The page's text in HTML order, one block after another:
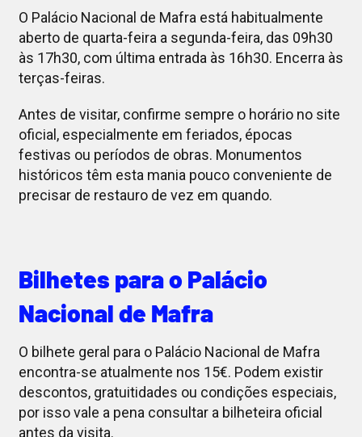
O Palácio Nacional de Mafra está habitualmente
aberto de quarta-feira a segunda-feira, das 09h30
às 17h30, com última entrada às 16h30. Encerra às
terças-feiras.
Antes de visitar, confirme sempre o horário no site
oficial, especialmente em feriados, épocas
festivas ou períodos de obras. Monumentos
históricos têm esta mania pouco conveniente de
precisar de restauro de vez em quando.
Bilhetes para o Palácio
Nacional de Mafra
O bilhete geral para o Palácio Nacional de Mafra
encontra-se atualmente nos 15€. Podem existir
descontos, gratuitidades ou condições especiais,
por isso vale a pena consultar a bilheteira oficial
antes da visita.